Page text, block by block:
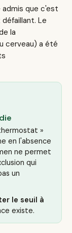
admis que c'est
Le
la
cerveau) a été
»
en l'absence
ne permet
qui
un
le seuil à
existe.